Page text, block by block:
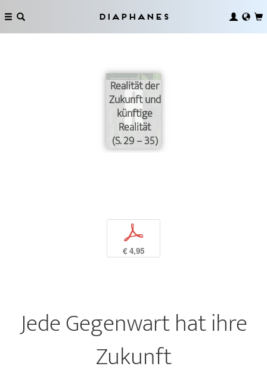
Diaphanes
Realität der
Zukunft und
künftige
Realität
(S. 29 – 35)
p
€ 4,95
Jede Gegenwart hat ihre
Zukunft